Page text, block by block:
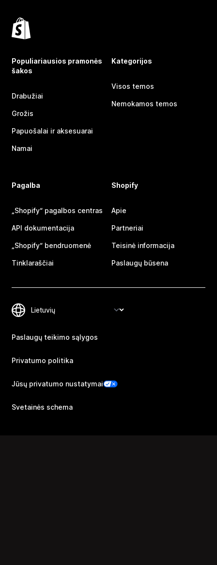
Populiariausios pramonės
šakos
Drabužiai
Grožis
Papuošalai ir aksesuarai
Namai
Kategorijos
Visos temos
Nemokamos temos
Pagalba
„Shopify“ pagalbos centras
API dokumentacija
„Shopify“ bendruomenė
Tinklaraščiai
Shopify
Apie
Partneriai
Teisinė informacija
Paslaugų būsena
Paslaugų teikimo sąlygos
Privatumo politika
Jūsų privatumo nustatymai
Svetainės schema